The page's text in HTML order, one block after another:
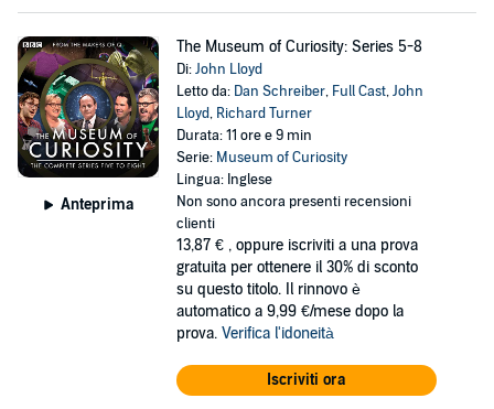
Anteprima
The Museum of Curiosity: Series 5-8
Di:John Lloyd
Letto da: Dan Schreiber, Full Cast,John
Lloyd, Richard Turner
Durata: 11 ore e 9 min
Serie: Museum of Curiosity
Lingua: Inglese
Non sono ancora presenti recensioni
clienti
13,87 € , oppure iscriviti a una prova
gratuita per ottenere il 30% di sconto
su questo titolo. Il rinnovo è
automatico a 9,99 €/mese dopo la
prova. Verifica l'idoneità
Iscriviti ora